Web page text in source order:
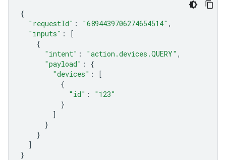
{
"requestId" : "6894439706274654514" ,
"inputs" :
[
{
"intent" : "action.devices.QUERY" ,
"payload" :
{
"devices" :
[
{
"id" :
"123"
}
]
}
}
]
}